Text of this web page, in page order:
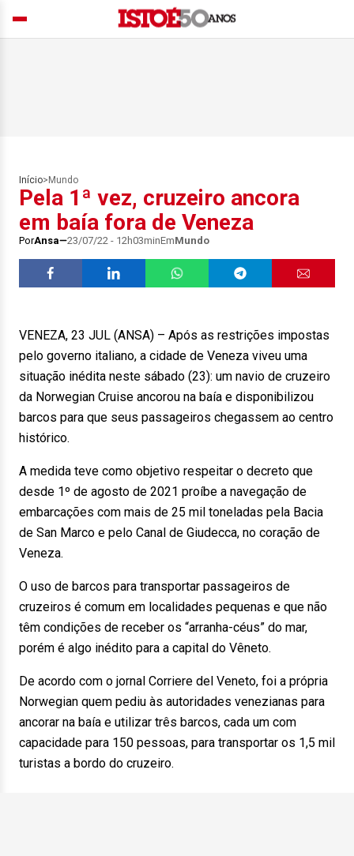
Início> Mundo
Pela 1ª vez, cruzeiro ancora
em baía fora de Veneza
PorAnsa 23/07/22 - 12h03minEmMundo
VENEZA, 23 JUL (ANSA) – Após as restrições impostas
pelo governo italiano, a cidade de Veneza viveu uma
situação inédita neste sábado (23): um navio de cruzeiro
da Norwegian Cruise ancorou na baía e disponibilizou
barcos para que seus passageiros chegassem ao centro
histórico.
A medida teve como objetivo respeitar o decreto que
desde 1º de agosto de 2021 proíbe a navegação de
embarcações com mais de 25 mil toneladas pela Bacia
de San Marco e pelo Canal de Giudecca, no coração de
Veneza.
O uso de barcos para transportar passageiros de
cruzeiros é comum em localidades pequenas e que não
têm condições de receber os “arranha-céus” do mar,
porém é algo inédito para a capital do Vêneto.
De acordo com o jornal Corriere del Veneto, foi a própria
Norwegian quem pediu às autoridades venezianas para
ancorar na baía e utilizar três barcos, cada um com
capacidade para 150 pessoas, para transportar os 1,5 mil
turistas a bordo do cruzeiro.